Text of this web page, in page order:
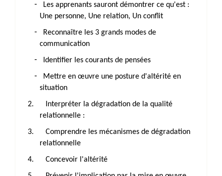
-
Les apprenants sauront démontrer ce qu'est :
Une personne, Une relation, Un conflit
-
Reconnaître les 3 grands modes de
communication
- Identifier les courants de pensées
-
Mettre en œuvre une posture d'altérité en
situation
2.
Interpréter la dégradation de la qualité
relationnelle :
3.
Comprendre les mécanismes de dégradation
relationnelle
4. Concevoir l'altérité